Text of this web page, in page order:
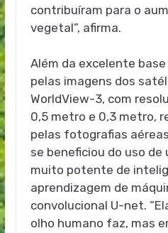
contribuíram para o
vegetal”, afirma.
Além da excelente
pelas imagens dos
WorldView-3, com
0,5 metro e 0,3 metro,
pelas fotografias
se beneficiou do uso
muito potente de
aprendizagem de
convolucional U-net.
olho humano faz, mas